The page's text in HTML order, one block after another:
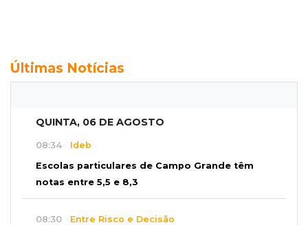
Últimas Notícias
QUINTA, 06 DE AGOSTO
08:34 Ideb
Escolas particulares de Campo Grande têm
notas entre 5,5 e 8,3
08:30 Entre Risco e Decisão